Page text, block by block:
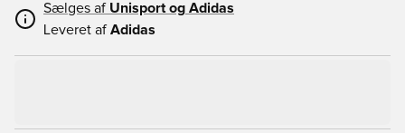
Sælges af Unisport og Adidas
Leveret af Adidas